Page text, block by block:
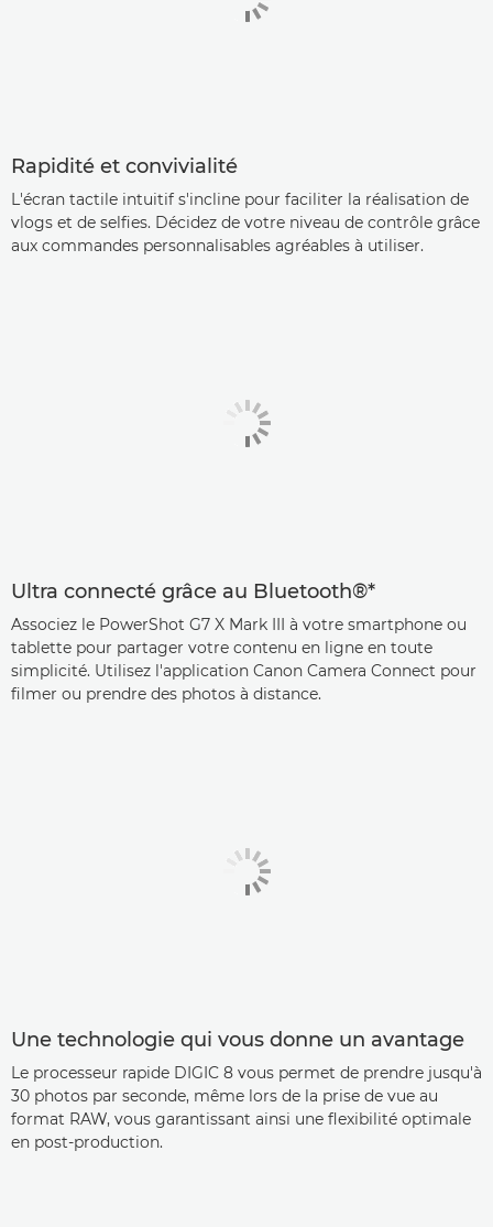
Rapidité et convivialité
L'écran tactile intuitif s'incline pour faciliter la réalisation de
vlogs et de selfies. Décidez de votre niveau de contrôle grâce
aux commandes personnalisables agréables à utiliser.
Ultra connecté grâce au Bluetooth®*
Associez le PowerShot G7 X Mark III à votre smartphone ou
tablette pour partager votre contenu en ligne en toute
simplicité. Utilisez l'application Canon Camera Connect pour
filmer ou prendre des photos à distance.
Une technologie qui vous donne un avantage
Le processeur rapide DIGIC 8 vous permet de prendre jusqu'à
30 photos par seconde, même lors de la prise de vue au
format RAW, vous garantissant ainsi une flexibilité optimale
en post-production.